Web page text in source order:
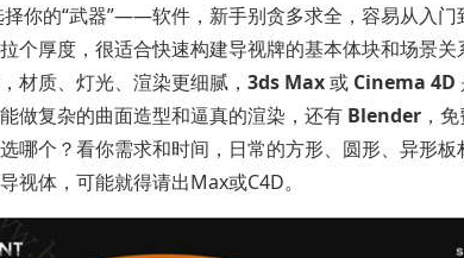
你的“武器”——软件，新手别贪多求全，容易从入门
个厚度，很适合快速构建导视牌的基本体块和场景
材质、灯光、渲染更细腻， 3ds Max或 Cinema 4D
做复杂的曲面造型和逼真的渲染，还有 Blender ，
哪个？看你需求和时间，日常的方形、圆形、异形
视体，可能就得请出Max或C4D。